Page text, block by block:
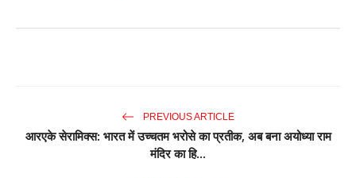
PREVIOUS ARTICLE
आरएके सेरामिक्स: भारत में उच्चतम भरोसे का प्रतीक, अब बना अयोध्या राम
मंदिर का हि...